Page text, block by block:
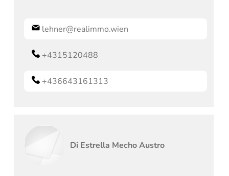
lehner@realimmo.wien
+4315120488
+436643161313
Di Estrella Mecho Austro